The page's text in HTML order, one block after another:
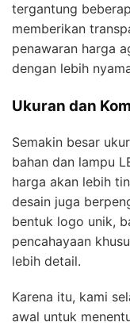
tergantung
memberikan
penawaran harga
dengan lebih
Ukuran dan
Semakin besar
bahan dan lampu
harga akan lebih
desain juga
bentuk logo unik,
pencahayaan
lebih detail.
Karena itu, kami
awal untuk